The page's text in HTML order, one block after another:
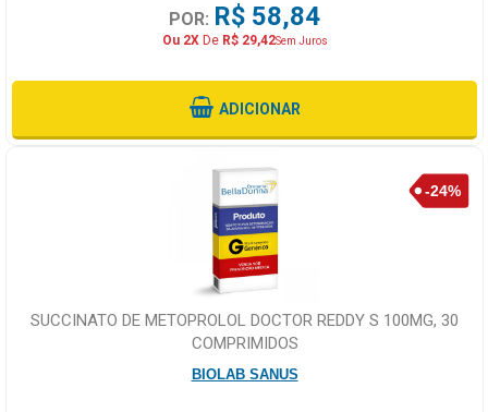
POR: R$ 58,84
Ou 2XDe R$ 29,42Sem Juros
ADICIONAR
SUCCINATO DE METOPROLOL DOCTOR REDDY S 100MG, 30
COMPRIMIDOS
BIOLAB SANUS